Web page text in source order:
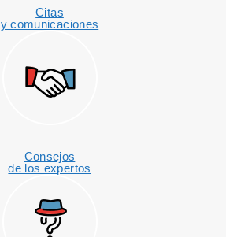
Citas
y comunicaciones
Consejos
de los expertos